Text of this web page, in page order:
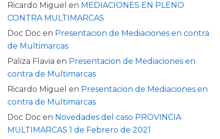
Ricardo Miguel en MEDIACIONES EN PLENO
CONTRA MULTIMARCAS
Doc Doc en Presentacion de Mediaciones en contra
de Multimarcas
Paliza Flavia en Presentacion de Mediaciones en
contra de Multimarcas
Ricardo Miguel en Presentacion de Mediaciones en
contra de Multimarcas
Doc Doc en Novedades del caso PROVINCIA
MULTIMARCAS 1 de Febrero de 2021